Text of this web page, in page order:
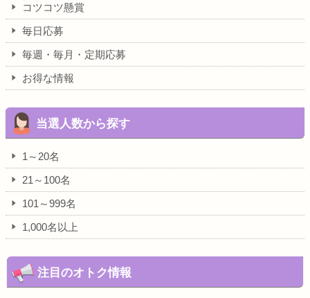
コツコツ懸賞
毎日応募
毎週・毎月・定期応募
お得な情報
当選人数から探す
1～20名
21～100名
101～999名
1,000名以上
注目のオトク情報